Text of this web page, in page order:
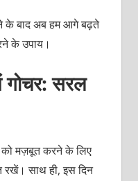
के बाद अब हम आगे बढ़ते
के उपाय।
गोचर: सरल
मज़बूत करने के लिए
रखें। साथ ही, इस दिन